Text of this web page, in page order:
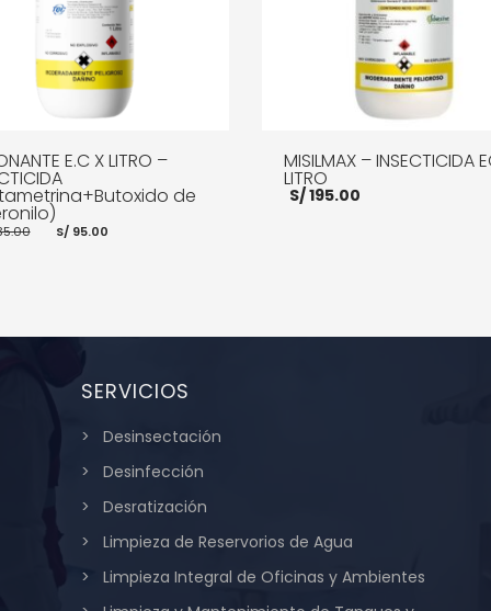
E.C X LITRO –
de
El
precio
S/95.00
MISILMAX – INSECTICIDA
LITRO
S/195.00
SERVICIOS
Desinsectación
Desinfección
Desratización
Limpieza de Reservorios de Agua
Limpieza Integral de Oficinas y Ambientes